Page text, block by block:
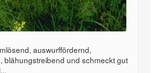
auswurffördernd,
blähungstreibend und schmeckt gut